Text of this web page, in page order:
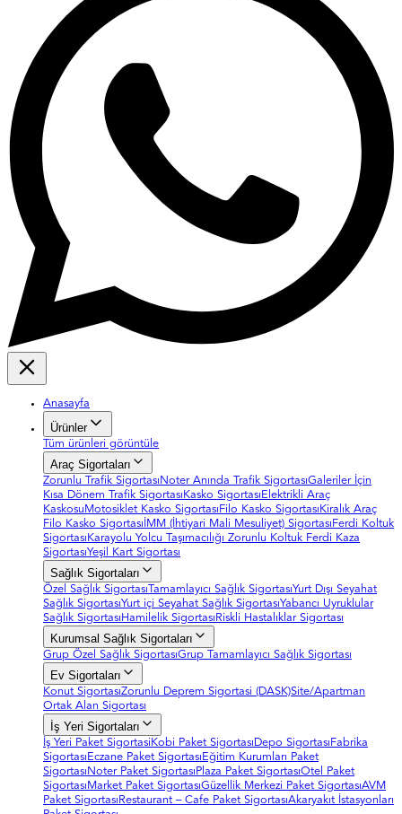
Anasayfa
Ürünler
Tüm ürünleri görüntüle
Araç Sigortaları
Zorunlu Trafik Sigortası Noter Anında Trafik SigortasıGaleriler İçin
Kısa Dönem Trafik Sigortası Kasko Sigortası Elektrikli Araç
Kaskosu Motosiklet Kasko Sigortası Filo Kasko Sigortası Kiralık Araç
Filo Kasko Sigortası İMM (İhtiyari Mali Mesuliyet) Sigortası Ferdi Koltuk
Sigortası Karayolu Yolcu Taşımacılığı Zorunlu Koltuk Ferdi Kaza
SigortasıYeşil Kart Sigortası
Sağlık Sigortaları
Özel Sağlık SigortasıTamamlayıcı Sağlık SigortasıYurt Dışı Seyahat
Sağlık SigortasıYurt içi Seyahat Sağlık SigortasıYabancı Uyruklular
Sağlık Sigortası Hamilelik Sigortası Riskli Hastalıklar Sigortası
Kurumsal Sağlık Sigortaları
Grup Özel Sağlık SigortasıGrup Tamamlayıcı Sağlık Sigortası
Ev Sigortaları
Konut SigortasıZorunlu Deprem Sigortasi (DASK)Site/Apartman
Ortak Alan Sigortası
İş Yeri Sigortaları
İş Yeri Paket Sigortasi Kobi Paket Sigortası Depo Sigortası Fabrika
Sigortası Eczane Paket Sigortası Eğitim Kurumları Paket
Sigortası Noter Paket Sigortası Plaza Paket SigortasıOtel Paket
Sigortası Market Paket SigortasıGüzellik Merkezi Paket SigortasıAVM
Paket Sigortası Restaurant – Cafe Paket SigortasıAkaryakıt İstasyonları